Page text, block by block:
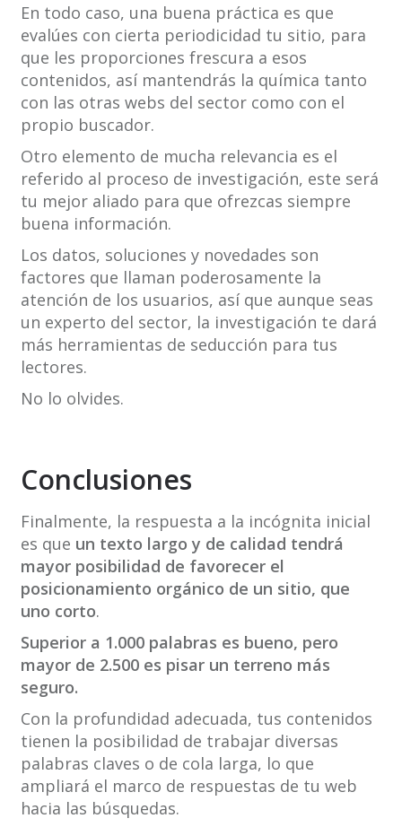
En todo caso, una buena práctica es que
evalúes con cierta periodicidad tu sitio, para
que les proporciones frescura a esos
contenidos, así mantendrás la química tanto
con las otras webs del sector como con el
propio buscador.
Otro elemento de mucha relevancia es el
referido al proceso de investigación, este será
tu mejor aliado para que ofrezcas siempre
buena información.
Los datos, soluciones y novedades son
factores que llaman poderosamente la
atención de los usuarios, así que aunque seas
un experto del sector, la investigación te dará
más herramientas de seducción para tus
lectores.
No lo olvides.
Conclusiones
Finalmente, la respuesta a la incógnita inicial
es que un texto largo y de calidad tendrá
mayor posibilidad de favorecer el
posicionamiento orgánico de un sitio, que
uno corto.
Superior a 1.000 palabras es bueno, pero
mayor de 2.500 es pisar un terreno más
seguro.
Con la profundidad adecuada, tus contenidos
tienen la posibilidad de trabajar diversas
palabras claves o de cola larga, lo que
ampliará el marco de respuestas de tu web
hacia las búsquedas.